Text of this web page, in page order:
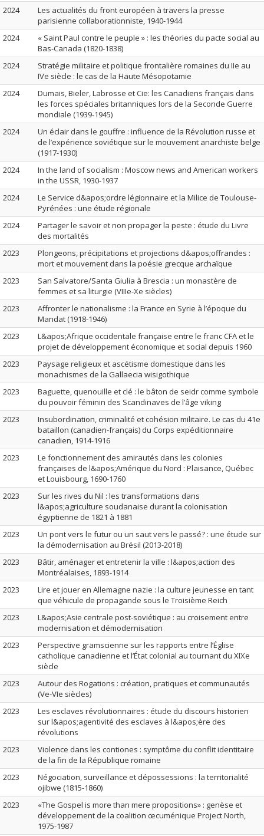
2024
Les actualités du front européen à travers la presse
parisienne collaborationniste, 1940-1944
2024
« Saint Paul contre le peuple » : les théories du pacte social au
Bas-Canada (1820-1838)
2024
Stratégie militaire et politique frontalière romaines du IIe au
IVe siècle : le cas de la Haute Mésopotamie
2024
Dumais, Bieler, Labrosse et Cie: les Canadiens français dans
les forces spéciales britanniques lors de la Seconde Guerre
mondiale (1939-1945)
2024
Un éclair dans le gouffre : influence de la Révolution russe et
de l’expérience soviétique sur le mouvement anarchiste belge
(1917-1930)
2024
In the land of socialism : Moscow news and American workers
in the USSR, 1930-1937
2024
Le Service d&apos;ordre légionnaire et la Milice de Toulouse-
Pyrénées : une étude régionale
2024
Partager le savoir et non propager la peste : étude du Livre
des mortalités
2023
Plongeons, précipitations et projections d&apos;offrandes :
mort et mouvement dans la poésie grecque archaïque
2023
San Salvatore/Santa Giulia à Brescia : un monastère de
femmes et sa liturgie (VIIIe-Xe siècles)
2023
Affronter le nationalisme : la France en Syrie à l’époque du
Mandat (1918-1946)
2023
L&apos;Afrique occidentale française entre le franc CFA et le
projet de développement économique et social depuis 1960
2023
Paysage religieux et ascétisme domestique dans les
monachismes de la Gallaecia wisigothique
2023
Baguette, quenouille et clé : le bâton de seidr comme symbole
du pouvoir féminin des Scandinaves de l’âge viking
2023
Insubordination, criminalité et cohésion militaire. Le cas du 41e
bataillon (canadien-français) du Corps expéditionnaire
canadien, 1914-1916
2023
Le fonctionnement des amirautés dans les colonies
françaises de l&apos;Amérique du Nord : Plaisance, Québec
et Louisbourg, 1690-1760
2023
Sur les rives du Nil : les transformations dans
l&apos;agriculture soudanaise durant la colonisation
égyptienne de 1821 à 1881
2023
Un pont vers le futur ou un saut vers le passé? : une étude sur
la démodernisation au Brésil (2013-2018)
2023
Bâtir, aménager et entretenir la ville : l&apos;action des
Montréalaises, 1893-1914
2023
Lire et jouer en Allemagne nazie : la culture jeunesse en tant
que véhicule de propagande sous le Troisième Reich
2023
L&apos;Asie centrale post-soviétique : au croisement entre
modernisation et démodernisation
2023
Perspective gramscienne sur les rapports entre l’Église
catholique canadienne et l’État colonial au tournant du XIXe
siècle
2023
Autour des Rogations : création, pratiques et communautés
(Ve-VIe siècles)
2023
Les esclaves révolutionnaires : étude du discours historien
sur l&apos;agentivité des esclaves à l&apos;ère des
révolutions
2023
Violence dans les contiones : symptôme du conflit identitaire
de la fin de la République romaine
2023
Négociation, surveillance et dépossessions : la territorialité
ojibwe (1815-1860)
2023
«The Gospel is more than mere propositions» : genèse et
développement de la coalition œcuménique Project North,
1975-1987